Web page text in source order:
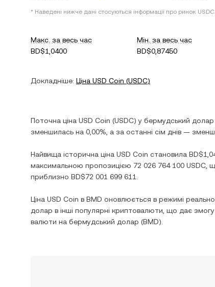
* Наведені нижче дані стосуються інформації про ринок USDC.
Макс. за весь час
BD$1,0400
Мін. за весь час
BD$0,87450
Докладніше: Ціна USD Coin (USDC)
Поточна ціна USD Coin (USDC) у бермудський долар
зменшилась на 0,00% , а за останні сім днів —
Найвища історична ціна USD Coin становила
максимальною пропозицією 72 026 764 100 USDC ,
приблизно BD$72 001 699 611
Ціна USD Coin в BMD оновлюється в режимі
долар в інші популярні криптовалюти, що дає
валюти на бермудський долар (BMD).